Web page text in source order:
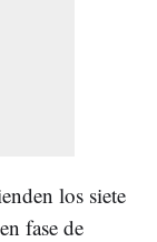
los siete
fase de